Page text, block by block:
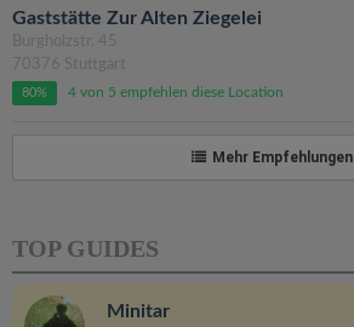
Gaststätte Zur Alten Ziegelei
Burgholzstr. 45
70376 Stuttgart
80% 4 von 5 empfehlen diese Location
Mehr Empfehlungen
TOP GUIDES
Minitar